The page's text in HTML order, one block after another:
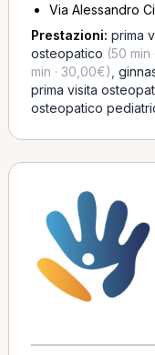
Via Alessandro
Prestazioni: prima
osteopatico (50 min
min · 30,00€)
prima visita
osteopatico